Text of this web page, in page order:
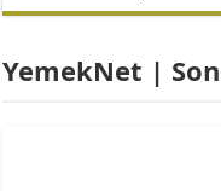
YemekNet |